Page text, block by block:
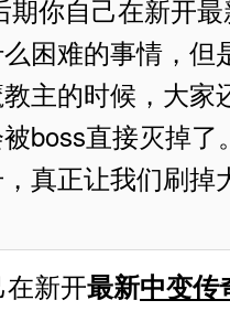
期你自己在新开
困难的事情，但
主的时候，大家
boss直接灭掉
真正让我们刷掉
新开最新中变传